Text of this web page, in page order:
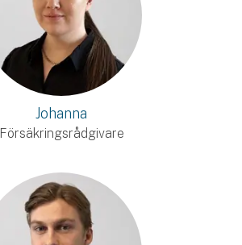
Johanna
Försäkringsrådgivare